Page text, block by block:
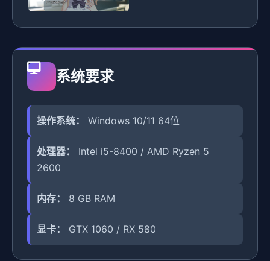
系统要求
操作系统： Windows 10/11 64位
处理器：
Intel i5-8400 / AMD Ryzen 5
2600
内存： 8 GB RAM
显卡： GTX 1060 / RX 580